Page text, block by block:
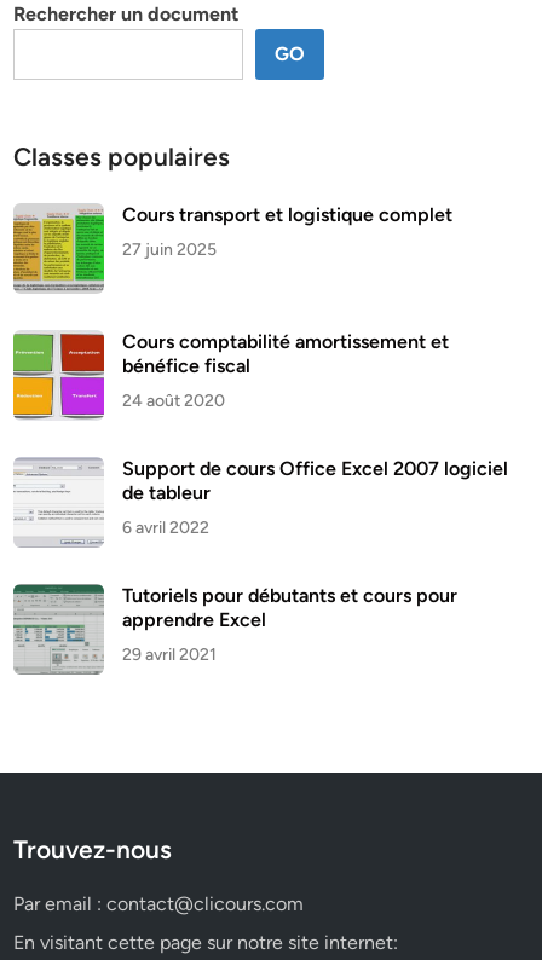
Rechercher un document
GO
Classes populaires
Cours transport et logistique complet
27 juin 2025
Cours comptabilité amortissement et
bénéfice fiscal
24 août 2020
Support de cours Office Excel 2007 logiciel
de tableur
6 avril 2022
Tutoriels pour débutants et cours pour
apprendre Excel
29 avril 2021
Trouvez-nous
Par email :contact@clicours.com
En visitant cette page sur notre site internet: